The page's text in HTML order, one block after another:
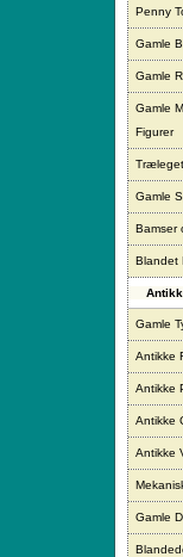
Penny
Gamle
Gamle
Gamle
Figurer
Gamle
Bamser
Blandet
Gamle
Antikke
Antikke
Antikke
Antikke
Gamle